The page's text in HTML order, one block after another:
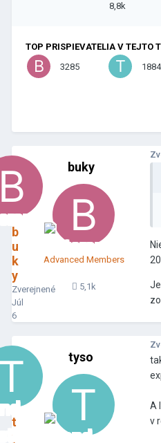
8,8k
TOP PRISPIEVATELIA V TEJTO
3285
1884
b
u
k
y
Zverejnené
Júl
6
buky
Advanced Members
5,1k
t
tyso
A
v